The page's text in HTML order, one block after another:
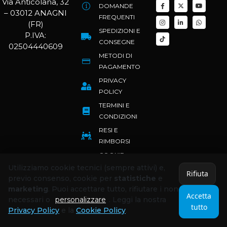
– 03012 ANAGNI
(FR)
P.IVA:
02504440609
DOMANDE
FREQUENTI
SPEDIZIONI E
CONSEGNE
METODI DI
PAGAMENTO
PRIVACY
POLICY
TERMINI E
CONDIZIONI
RESI E
RIMBORSI
COOKIE
POLICY
Utilizziamo cookie tecnici (sempre attivi) e,
previo consenso, cookie per statistiche e
marketing. Puoi accettare tutto, rifiutare i non
necessari o
personalizzare . Leggi la nostra
Privacy Policy e la Cookie Policy.
Rifiuta
Accetta
tutto